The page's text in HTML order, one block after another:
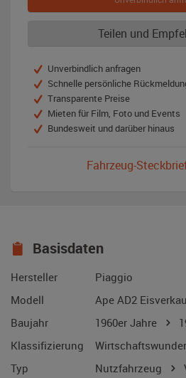
Teilen und
Unverbindlich anfragen
Schnelle persönliche
Transparente Preise
Mieten für Film, Foto und Events
Bundesweit und darüber hinaus
Fahrzeug-
Basisdaten
Hersteller
Piaggio
Modell
Ape AD2
Baujahr
1960er Jahre
Klassifizierung
Typ
Nutzfahrzeug